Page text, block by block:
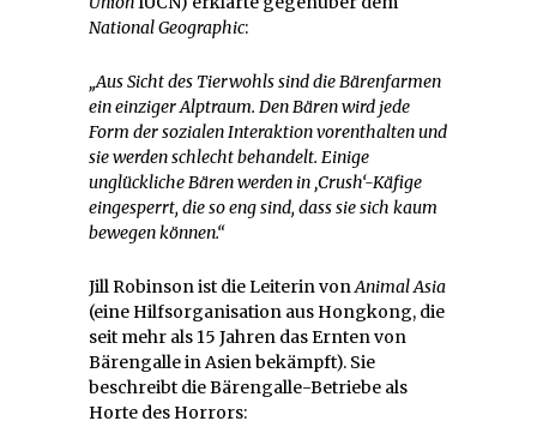
National Geographic:
„Aus Sicht des Tierwohls sind die Bärenfarmen
ein einziger Alptraum. Den Bären wird jede
Form der sozialen Interaktion vorenthalten und
sie werden schlecht behandelt. Einige
unglückliche Bären werden in ‚Crush‘-Käfige
eingesperrt, die so eng sind, dass sie sich kaum
bewegen können.“
Jill Robinson ist die Leiterin vonAnimal Asia
(eine Hilfsorganisation aus Hongkong, die
seit mehr als 15 Jahren das Ernten von
Bärengalle in Asien bekämpft). Sie
beschreibt die Bärengalle-Betriebe als
Horte des Horrors: